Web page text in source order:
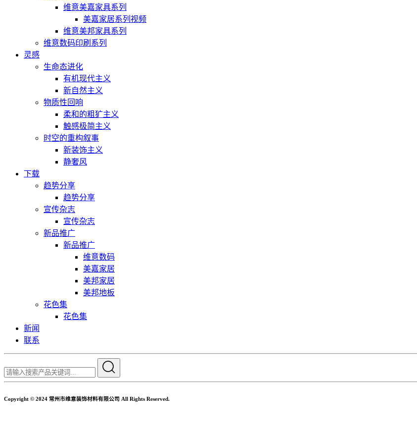
维意美嘉家具系列
美嘉家居系列视频
维意美邦家具系列
维意数码印刷系列
灵感
生命态进化
有机现代主义
新自然主义
物质性回响
柔和的粗犷主义
触感极简主义
时空的重构叙事
新装饰主义
静奢风
下载
趋势分享
趋势分享
宣传杂志
宣传杂志
新品推广
新品推广
维意数码
美嘉家居
美邦家居
美邦地板
花色集
花色集
新闻
联系
Copyright © 2024 常州市维意装饰材料有限公司 All Rights Reserved.